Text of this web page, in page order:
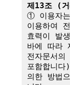
제13조 (
① 이용자는
이용하여
효력이 발
바에 따라
전자문서
포함합니
의한 방법